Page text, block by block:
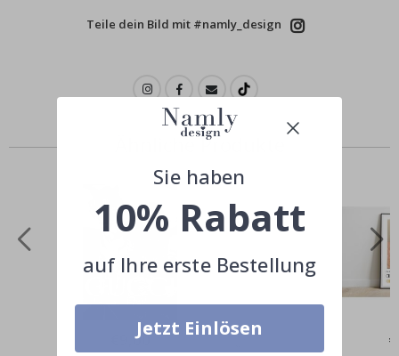
Teile dein Bild mit #namly_design
Ähnliche Produkte
Special
€9,00
Sie haben
10% Rabatt
auf Ihre erste Bestellung
Jetzt Einlösen